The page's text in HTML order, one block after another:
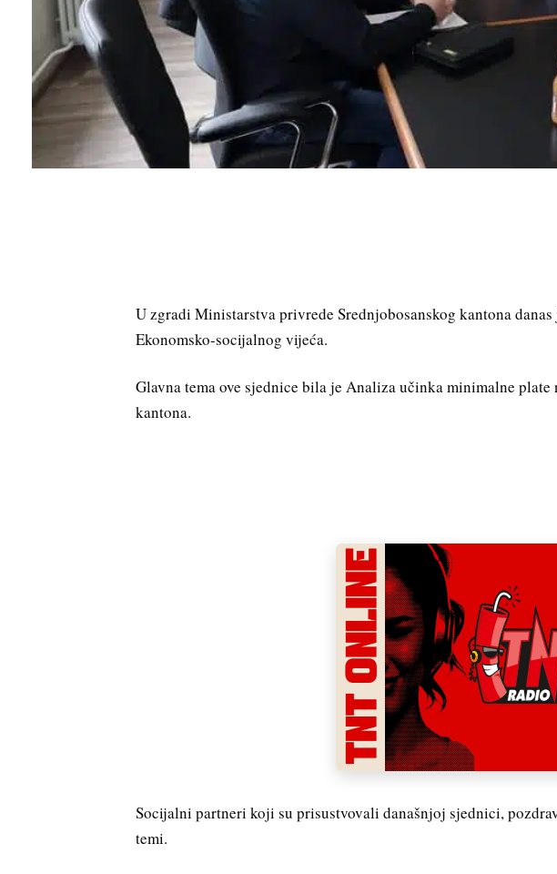
U zgradi Ministarstva privrede Srednjobosanskog kantona
Ekonomsko-socijalnog vijeća.
Glavna tema ove sjednice bila je Analiza učinka minimalne
kantona.
Socijalni partneri koji su prisustvovali današnjoj sjednici,
temi.